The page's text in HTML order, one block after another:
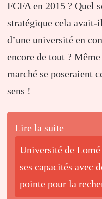
FCFA en 2015 ? Quel
stratégique cela avait-
d’une université en
encore de tout ?
marché se poseraient
sens !
Lire la suite
Université de
ses capacités avec
pointe pour la